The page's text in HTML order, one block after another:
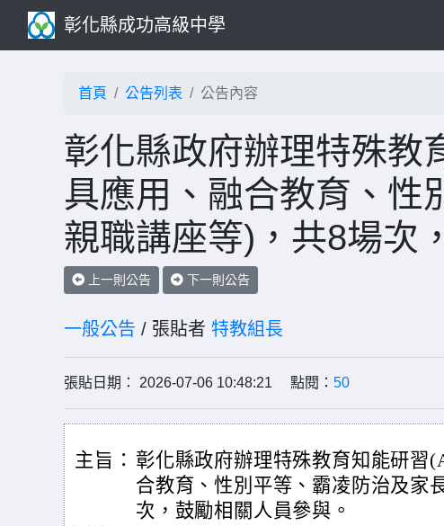
彰化縣成功高級中學
首頁 公告列表 公告內容
彰化縣政府辦理特殊教
具應用、融合教育、性
親職講座等)，共8場次
上一則公告 下一則公告
一般公告 / 張貼者 特教組長
張貼日期： 2026-07-06 10:48:21 點閱： 50
主旨： 彰化縣政府辦理特殊教育知能研習
合教育、性別平等、霸凌防治及家
次，鼓勵相關人員參與。